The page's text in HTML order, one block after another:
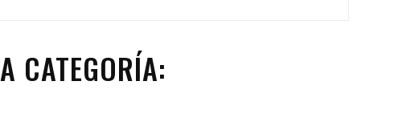
CATEGORÍA: